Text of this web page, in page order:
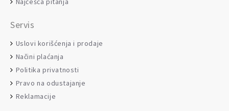
Servis
Uslovi korišćenja i prodaje
Načini plaćanja
Politika privatnosti
Pravo na odustajanje
Reklamacije